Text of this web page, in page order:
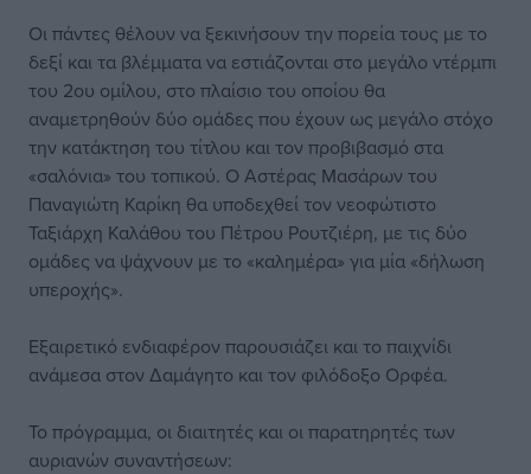
Οι πάντες θέλουν να ξεκινήσουν την πορεία τους με το
δεξί και τα βλέμματα να εστιάζονται στο μεγάλο ντέρμπι
του 2ου ομίλου, στο πλαίσιο του οποίου θα
αναμετρηθούν δύο ομάδες που έχουν ως μεγάλο στόχο
την κατάκτηση του τίτλου και τον προβιβασμό στα
«σαλόνια» του τοπικού. Ο Αστέρας Μασάρων του
Παναγιώτη Καρίκη θα υποδεχθεί τον νεοφώτιστο
Ταξιάρχη Καλάθου του Πέτρου Ρουτζιέρη, με τις δύο
ομάδες να ψάχνουν με το «καλημέρα» για μία «δήλωση
υπεροχής».
Εξαιρετικό ενδιαφέρον παρουσιάζει και το παιχνίδι
ανάμεσα στον Δαμάγητο και τον φιλόδοξο Ορφέα.
Το πρόγραμμα, οι διαιτητές και οι παρατηρητές των
αυριανών συναντήσεων: